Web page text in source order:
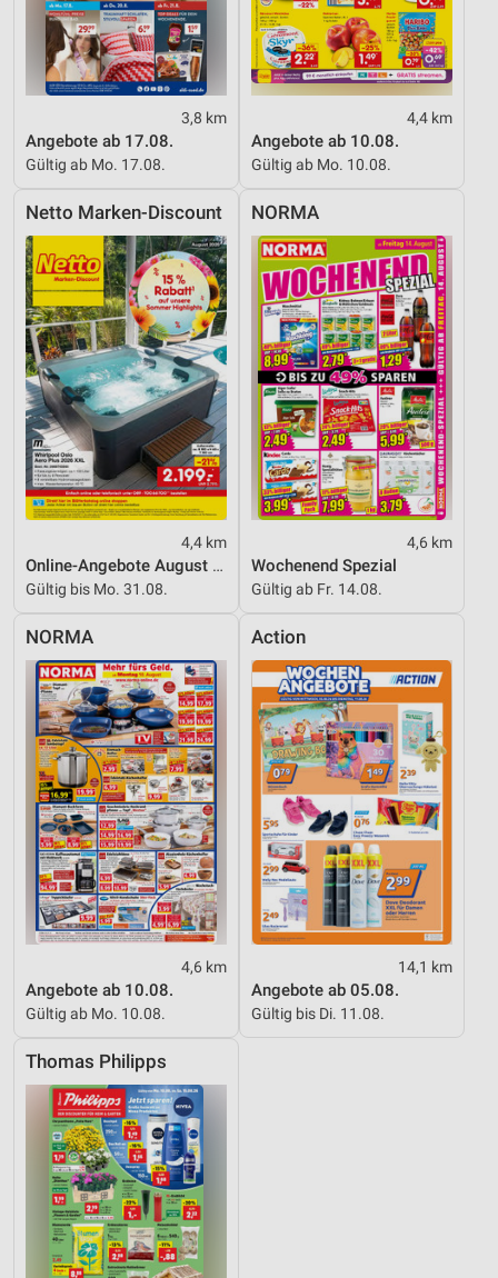
3,8 km
Angebote ab 17.08.
Gültig ab Mo. 17.08.
4,4 km
Angebote ab 10.08.
Gültig ab Mo. 10.08.
Netto Marken-Discount
4,4 km
Online-Angebote August 2026
Gültig bis Mo. 31.08.
NORMA
4,6 km
Wochenend Spezial
Gültig ab Fr. 14.08.
NORMA
4,6 km
Angebote ab 10.08.
Gültig ab Mo. 10.08.
Action
14,1 km
Angebote ab 05.08.
Gültig bis Di. 11.08.
Thomas Philipps